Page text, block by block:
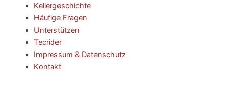
Kellergeschichte
Häufige Fragen
Unterstützen
Tecrider
Impressum & Datenschutz
Kontakt